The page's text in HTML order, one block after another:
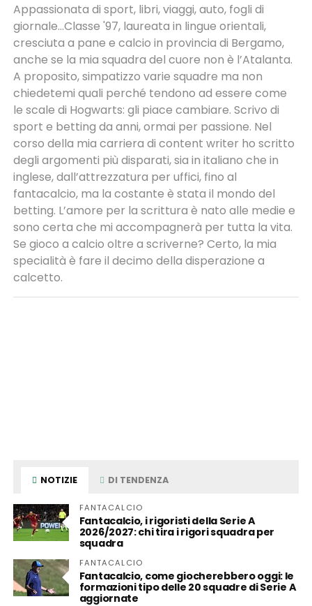
Appassionata di sport, libri, viaggi, auto, fogli di
giornale...Classe '97, laureata in lingue orientali,
cresciuta a pane e calcio in provincia di Bergamo,
anche se la mia squadra del cuore non è l’Atalanta.
A proposito, simpatizzo varie squadre ma non
chiedetemi quali perché tendono ad essere come
le scale di Hogwarts: gli piace cambiare. Scrivo di
sport e betting da anni, ormai per passione. Nel
corso della mia carriera di content writer ho scritto
degli argomenti più disparati, sia in italiano che in
inglese, dall’attrezzatura per uffici, fino al
fantacalcio, ma la costante è stata il mondo del
betting. L’amore per la scrittura è nato alle medie e
sono certa che mi accompagnerà per tutta la vita.
Se gioco a calcio oltre a scriverne? Certo, la mia
specialità è fare il decimo della disperazione a
calcetto.
NOTIZIE DI TENDENZA
FANTACALCIO
Fantacalcio, i rigoristi della Serie A
2026/2027: chi tira i rigori squadra per
squadra
FANTACALCIO
Fantacalcio, come giocherebbero oggi: le
formazioni tipo delle 20 squadre di Serie A
aggiornate